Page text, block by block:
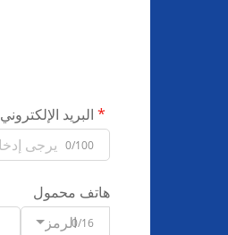
البريد الإلكتروني
0/100
هاتف محمول
الرمز0/16